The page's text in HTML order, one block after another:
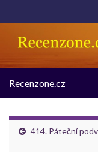
Recenzone.cz
414. Páteční